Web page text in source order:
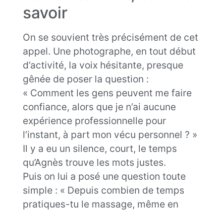
savoir
On se souvient très précisément de cet
appel. Une photographe, en tout début
d’activité, la voix hésitante, presque
gênée de poser la question :
« Comment les gens peuvent me faire
confiance, alors que je n’ai aucune
expérience professionnelle pour
l’instant, à part mon vécu personnel ? »
Il y a eu un silence, court, le temps
qu’Agnès trouve les mots justes.
Puis on lui a posé une question toute
simple : « Depuis combien de temps
pratiques-tu le massage, même en